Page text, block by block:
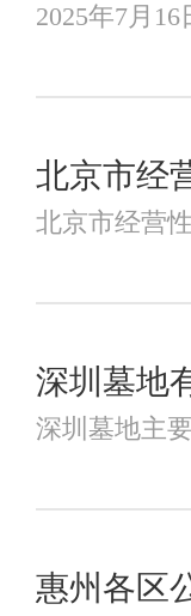
2025年7月
北京市经
北京市经营
深圳墓地
深圳墓地主
惠州各区